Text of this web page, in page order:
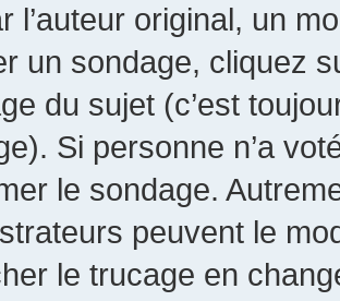
l’auteur original, un
un sondage, cliquez
du sujet (c’est
Si personne n’a
le sondage.
peuvent le
le trucage en